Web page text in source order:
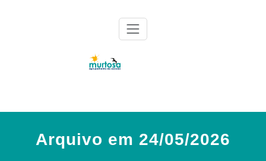
Arquivo em 24/05/2026